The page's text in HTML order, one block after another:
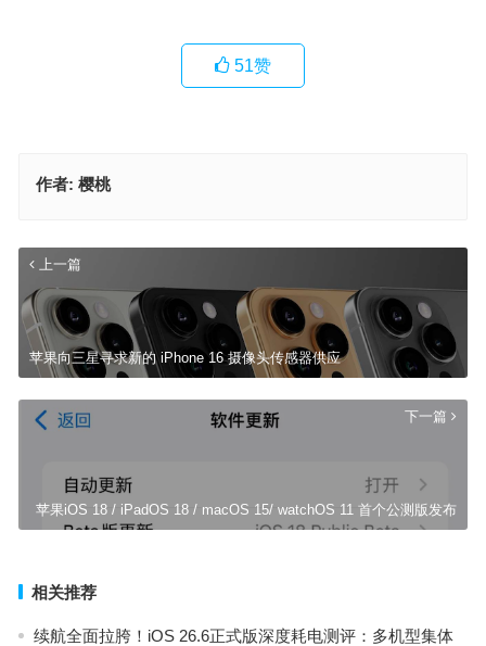
51赞
作者: 樱桃
上一篇
苹果向三星寻求新的 iPhone 16 摄像头传感器供应
下一篇
苹果iOS 18 / iPadOS 18 / macOS 15/ watchOS 11 首个公测版发布
相关推荐
续航全面拉胯！iOS 26.6正式版深度耗电测评：多机型集体